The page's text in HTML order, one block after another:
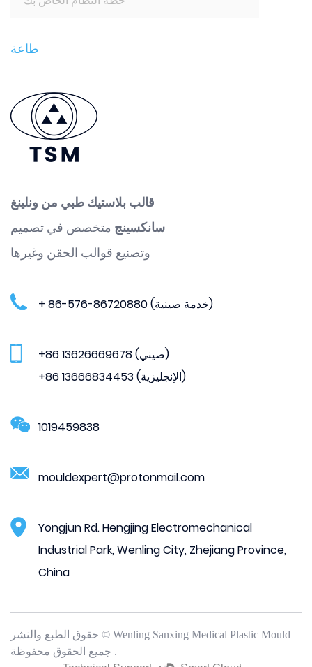
قالب بلاستيك طبي من ونلينغ
سانكسينج متخصص في تصميم
وتصنيع قوالب الحقن وغيرها
+ 86-576-86720880 (خدمة صينية)
+86 13626669678 (صيني)
+86 13666834453 (الإنجليزية)
1019459838
mouldexpert@protonmail.com
Yongjun Rd. Hengjing Electromechanical
Industrial Park, Wenling City, Zhejiang Province,
China
حقوق الطبع والنشر © Wenling Sanxing Medical Plastic Mould
جميع الحقوق محفوظة .